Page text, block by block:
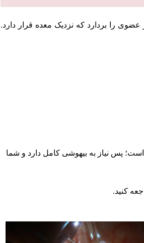
را بردارد که نزدیک معده قرار دارد.
پس نیاز به بیهوشی کامل دارد و شما
کنید.